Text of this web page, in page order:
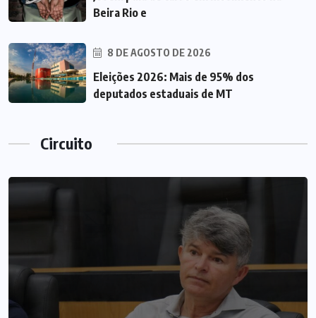
Beira Rio e
8 DE AGOSTO DE 2026
Eleições 2026: Mais de 95% dos
deputados estaduais de MT
Circuito